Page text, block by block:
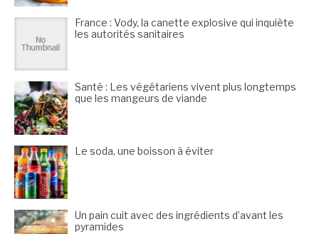
France : Vody, la canette explosive qui inquiète
les autorités sanitaires
Santé : Les végétariens vivent plus longtemps
que les mangeurs de viande
Le soda, une boisson à éviter
Un pain cuit avec des ingrédients d’avant les
pyramides